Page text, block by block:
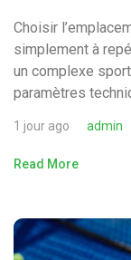
Choisir
simplement à
un complexe
paramètres
1 jour ago admin
Read More